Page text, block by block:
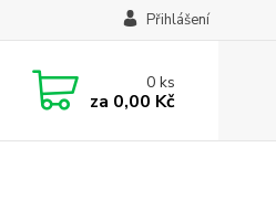
Přihlášení
0ks
za 0,00 Kč